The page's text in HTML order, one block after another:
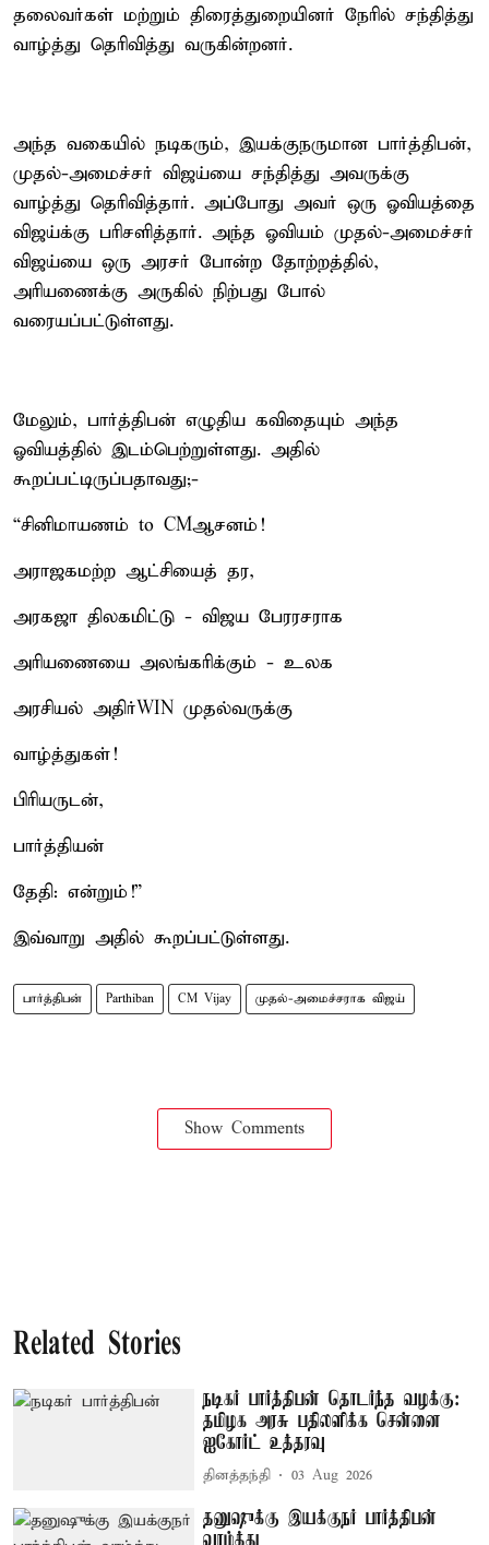
தலைவர்கள் மற்றும் திரைத்துறையினர் நேரில் சந்தித்து
வாழ்த்து தெரிவித்து வருகின்றனர்.
அந்த வகையில் நடிகரும், இயக்குநருமான பார்த்திபன்,
முதல்-அமைச்சர் விஜய்யை சந்தித்து அவருக்கு
வாழ்த்து தெரிவித்தார். அப்போது அவர் ஒரு ஓவியத்தை
விஜய்க்கு பரிசளித்தார். அந்த ஓவியம் முதல்-அமைச்சர்
விஜய்யை ஒரு அரசர் போன்ற தோற்றத்தில்,
அரியணைக்கு அருகில் நிற்பது போல்
வரையப்பட்டுள்ளது.
மேலும், பார்த்திபன் எழுதிய கவிதையும் அந்த
ஓவியத்தில் இடம்பெற்றுள்ளது. அதில்
கூறப்பட்டிருப்பதாவது;-
“சினிமாயணம் to CMஆசனம்!
அராஜகமற்ற ஆட்சியைத் தர,
அரகஜா திலகமிட்டு - விஜய பேரரசராக
அரியணையை அலங்கரிக்கும் - உலக
அரசியல் அதிர்WIN முதல்வருக்கு
வாழ்த்துகள்!
பிரியருடன்,
பார்த்தியன்
தேதி: என்றும்!”
இவ்வாறு அதில் கூறப்பட்டுள்ளது.
பார்த்திபன் Parthiban CM Vijay முதல்-அமைச்சராக விஜய்
Show Comments
Related Stories
நடிகர் பார்த்திபன் தொடர்ந்த வழக்கு:
தமிழக அரசு பதிலளிக்க சென்னை
ஐகோர்ட் உத்தரவு
தினத்தந்தி 03 Aug 2026
தனுஷுக்கு இயக்குநர் பார்த்திபன்